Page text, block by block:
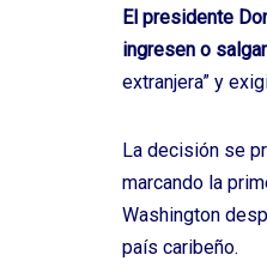
El presidente
ingresen o
extranjera” y
La decisión se
marcando la
Washington
país caribeño.